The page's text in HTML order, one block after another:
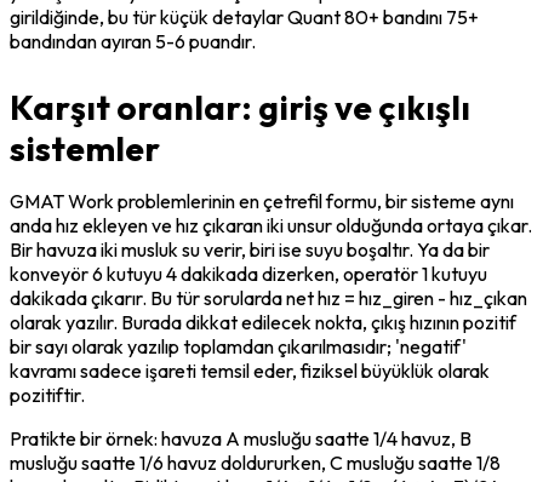
girildiğinde, bu tür küçük detaylar Quant 80+ bandını 75+
bandından ayıran 5-6 puandır.
Karşıt oranlar: giriş ve çıkışlı
sistemler
GMAT Work problemlerinin en çetrefil formu, bir sisteme aynı
anda hız ekleyen ve hız çıkaran iki unsur olduğunda ortaya çıkar.
Bir havuza iki musluk su verir, biri ise suyu boşaltır. Ya da bir
konveyör 6 kutuyu 4 dakikada dizerken, operatör 1 kutuyu
dakikada çıkarır. Bu tür sorularda net hız = hız_giren - hız_çıkan
olarak yazılır. Burada dikkat edilecek nokta, çıkış hızının pozitif
bir sayı olarak yazılıp toplamdan çıkarılmasıdır; 'negatif'
kavramı sadece işareti temsil eder, fiziksel büyüklük olarak
pozitiftir.
Pratikte bir örnek: havuza A musluğu saatte 1/4 havuz, B
musluğu saatte 1/6 havuz doldururken, C musluğu saatte 1/8